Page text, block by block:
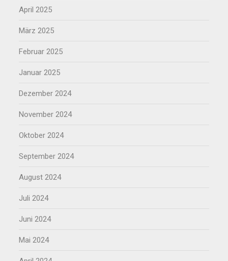
April 2025
März 2025
Februar 2025
Januar 2025
Dezember 2024
November 2024
Oktober 2024
September 2024
August 2024
Juli 2024
Juni 2024
Mai 2024